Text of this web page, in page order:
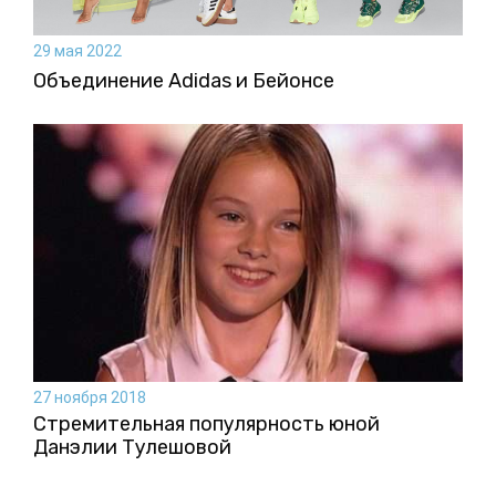
29 мая 2022
Объединение Adidas и Бейонсе
27 ноября 2018
Стремительная популярность юной
Данэлии Тулешовой